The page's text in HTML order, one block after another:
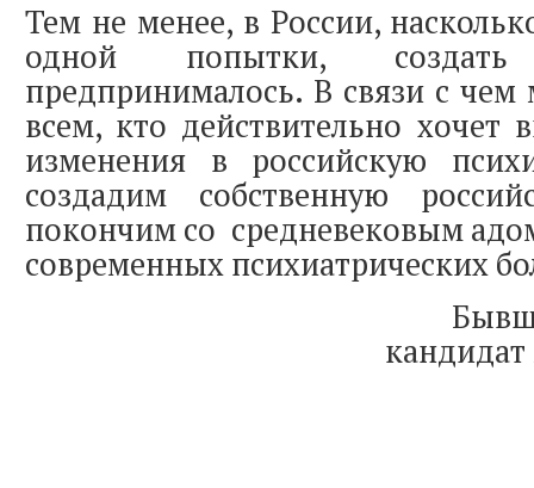
Тем не менее, в России,
одной попытки,
предпринималось. В связи с
всем, кто действительно хочет
изменения в российскую
создадим собственную
покончим со средневековым
современных психиатрических